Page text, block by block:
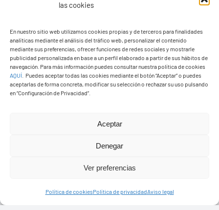
las cookies
En nuestro sitio web utilizamos cookies propias y de terceros para finalidades
analíticas mediante el análisis del tráfico web, personalizar el contenido
mediante sus preferencias, ofrecer funciones de redes sociales y mostrarle
publicidad personalizada en base a un perfil elaborado a partir de sus hábitos de
navegación. Para más información puedes consultar nuestra política de cookies
AQUÍ
Puedes aceptar todas las cookies mediante el botón “Aceptar” o puedes
aceptarlas de forma concreta, modificar su selección o rechazar su uso pulsando
en “Configuración de Privacidad”.
Aceptar
Denegar
Ver preferencias
Política de cookiesPolítica de privacidadAviso legal